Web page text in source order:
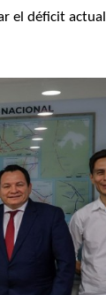
el déficit